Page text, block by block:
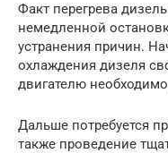
Факт перегрева
немедленной
устранения причин.
охлаждения дизеля
двигателю
Дальше потребуется
также проведение